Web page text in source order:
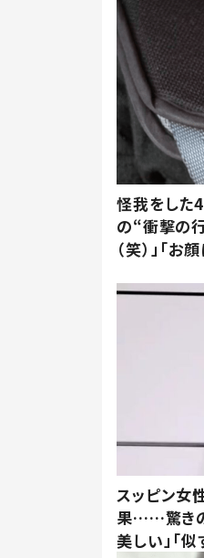
怪我をした
の“衝撃の
（笑）」「
スッピン女
果……驚きの
美しい」「似